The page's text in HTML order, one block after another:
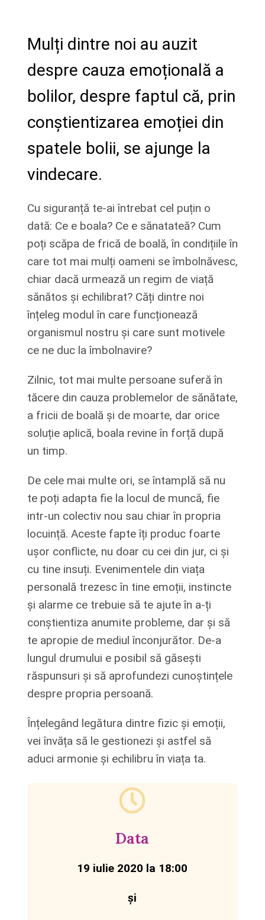
Mulți dintre noi au auzit
despre cauza emoțională a
bolilor, despre faptul că, prin
conștientizarea emoției din
spatele bolii, se ajunge la
vindecare.
Cu siguranță te-ai întrebat cel puțin o
dată: Ce e boala? Ce e sănatateă? Cum
poți scăpa de frică de boală, în condițiile în
care tot mai mulți oameni se îmbolnăvesc,
chiar dacă urmează un regim de viață
sănătos și echilibrat? Căți dintre noi
înțeleg modul în care funcționează
organismul nostru și care sunt motivele
ce ne duc la îmbolnavire?
Zilnic, tot mai multe persoane suferă în
tăcere din cauza problemelor de sănătate,
a fricii de boală și de moarte, dar orice
soluție aplică, boala revine în forță după
un timp.
De cele mai multe ori, se întamplă să nu
te poți adapta fie la locul de muncă, fie
intr-un colectiv nou sau chiar în propria
locuință. Aceste fapte îți produc foarte
ușor conflicte, nu doar cu cei din jur, ci și
cu tine insuți. Evenimentele din viața
personală trezesc în tine emoții, instincte
și alarme ce trebuie să te ajute în a-ți
conștientiza anumite probleme, dar și să
te apropie de mediul înconjurător. De-a
lungul drumului e posibil să găsești
răspunsuri și să aprofundezi cunoștințele
despre propria persoană.
Înțelegând legătura dintre fizic și emoții,
vei învăța să le gestionezi și astfel să
aduci armonie și echilibru în viața ta.
Data
19 iulie 2020 la 18:00
și